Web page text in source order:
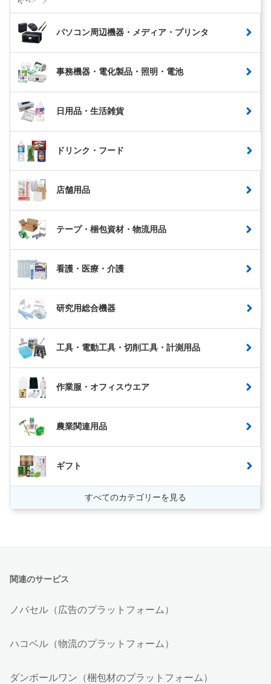
パソコン周辺機器・メディア・プリンタ
事務機器・電化製品・照明・電池
日用品・生活雑貨
ドリンク・フード
店舗用品
テープ・梱包資材・物流用品
看護・医療・介護
研究用総合機器
工具・電動工具・切削工具・計測用品
作業服・オフィスウエア
農業関連用品
ギフト
すべてのカテゴリーを見る
関連のサービス
ノバセル（広告のプラットフォーム）
ハコベル（物流のプラットフォーム）
ダンボールワン（梱包材のプラットフォーム）